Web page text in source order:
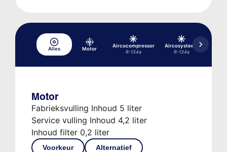
Alles Motor
Aircocompressor
R-134a
Aircosysteem
R-134a
Motor
Fabrieksvulling Inhoud 5 liter
Service vulling Inhoud 4,2 liter
Inhoud filter 0,2 liter
Voorkeur Alternatief